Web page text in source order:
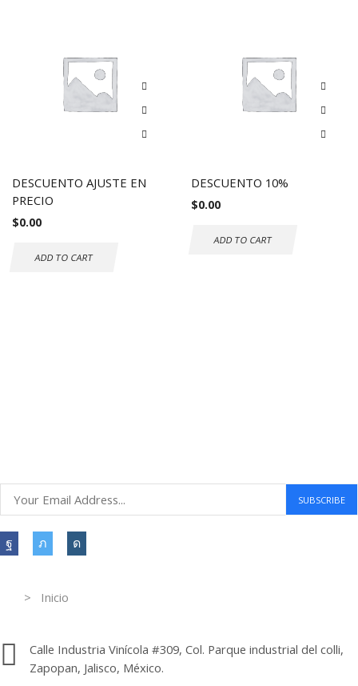
DESCUENTO AJUSTE EN
PRECIO
$0.00
ADD TO CART
DESCUENTO 10%
$0.00
ADD TO CART
> Inicio
Calle Industria Vinícola #309, Col. Parque industrial del colli,
Zapopan, Jalisco, México.